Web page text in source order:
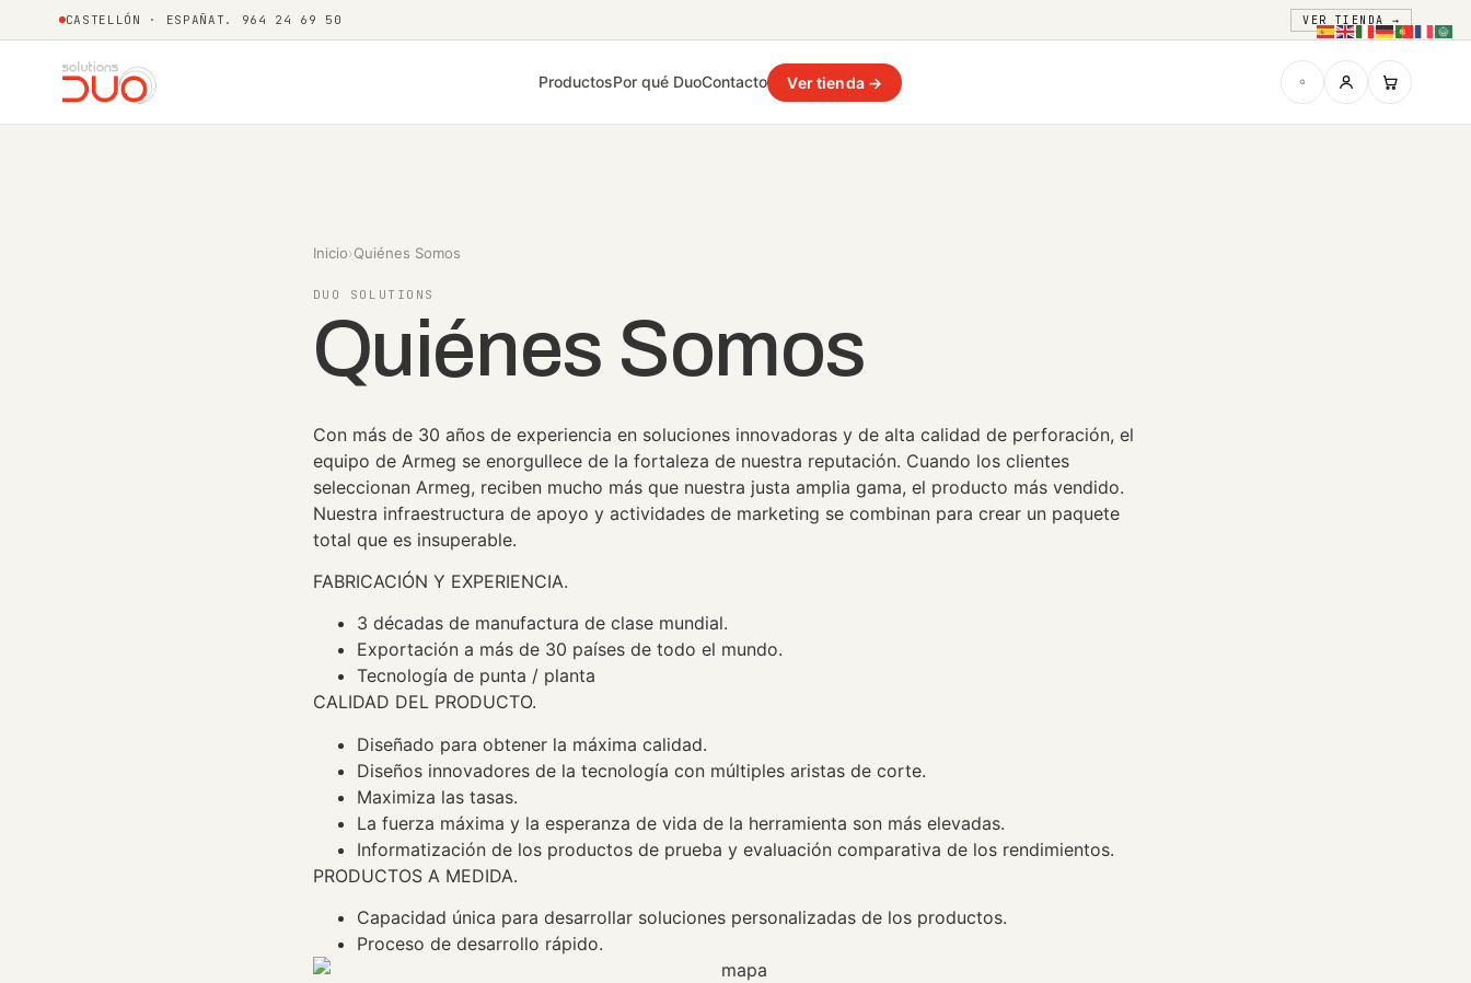
CASTELLÓN · ESPAÑAT. 964 24 69 50 VER TIENDA →
ProductosPor qué DuoContacto Ver tienda →
Inicio›Quiénes Somos
DUO SOLUTIONS
Quiénes Somos
Con más de 30 años de experiencia en soluciones innovadoras y de alta calidad de perforación, el
equipo de Armeg se enorgullece de la fortaleza de nuestra reputación. Cuando los clientes
seleccionan Armeg, reciben mucho más que nuestra justa amplia gama, el producto más vendido.
Nuestra infraestructura de apoyo y actividades de marketing se combinan para crear un paquete
total que es insuperable.
FABRICACIÓN Y EXPERIENCIA.
3 décadas de manufactura de clase mundial.
Exportación a más de 30 países de todo el mundo.
Tecnología de punta / planta
CALIDAD DEL PRODUCTO.
Diseñado para obtener la máxima calidad.
Diseños innovadores de la tecnología con múltiples aristas de corte.
Maximiza las tasas.
La fuerza máxima y la esperanza de vida de la herramienta son más elevadas.
Informatización de los productos de prueba y evaluación comparativa de los rendimientos.
PRODUCTOS A MEDIDA.
Capacidad única para desarrollar soluciones personalizadas de los productos.
Proceso de desarrollo rápido.